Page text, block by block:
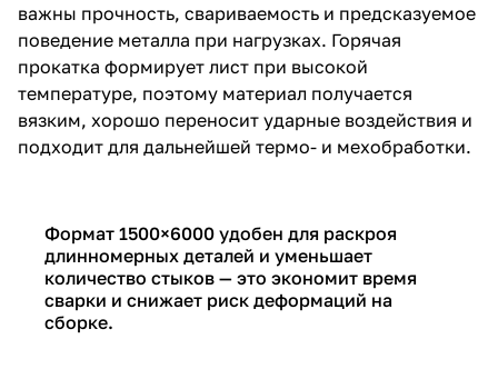
важны прочность, свариваемость и предсказуемое
поведение металла при нагрузках. Горячая
прокатка формирует лист при высокой
температуре, поэтому материал получается
вязким, хорошо переносит ударные воздействия и
подходит для дальнейшей термо- и мехобработки.
Формат 1500×6000 удобен для раскроя
длинномерных деталей и уменьшает
количество стыков — это экономит время
сварки и снижает риск деформаций на
сборке.